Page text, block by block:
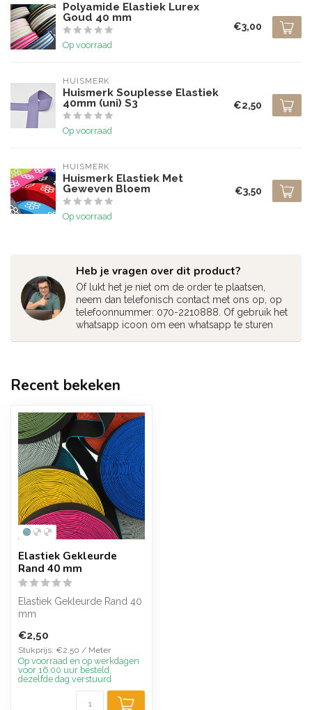
Polyamide Elastiek Lurex
Goud 40 mm
Op voorraad
€3,00
HUISMERK
Huismerk Souplesse Elastiek
40mm (uni) S3
Op voorraad
€2,50
HUISMERK
Huismerk Elastiek Met
Geweven Bloem
Op voorraad
€3,50
Heb je vragen over dit product?
Of lukt het je niet om de order te plaatsen,
neem dan telefonisch contact met ons op, op
telefoonnummer: 070-2210888. Of gebruik het
whatsapp icoon om een whatsapp te sturen
Recent bekeken
Elastiek Gekleurde
Rand 40 mm
Elastiek Gekleurde Rand 40
mm
€2,50
Stukprijs: €2,50 / Meter
Op voorraad en op werkdagen
voor 16.00 uur besteld,
dezelfde dag verstuurd